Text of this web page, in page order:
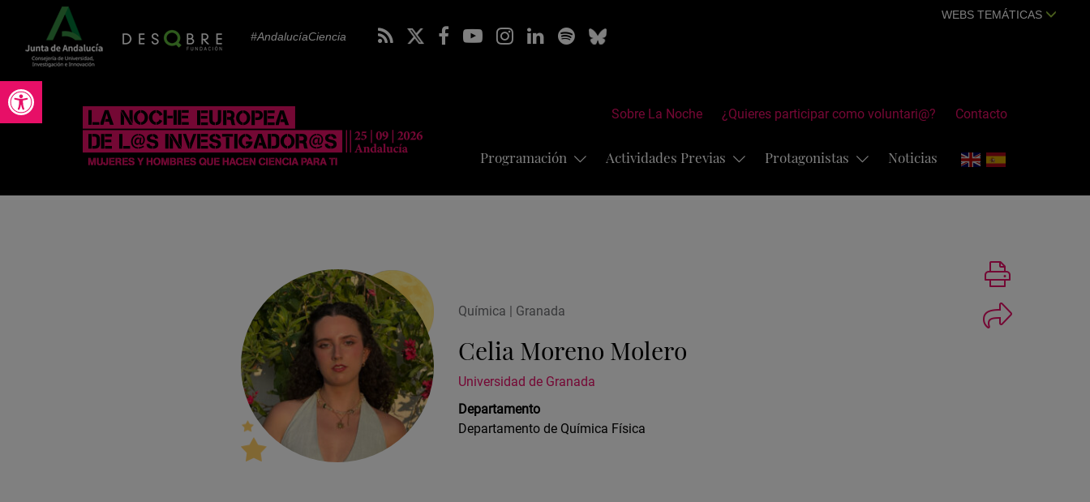
Abrir barra de herramientas
#AndalucíaCiencia
WEBS TEMÁTICAS
Sobre La Noche ¿Quieres participar como voluntari@? Contacto
Programación Actividades Previas Protagonistas Noticias
Química | Granada
Celia Moreno Molero
Universidad de Granada
Departamento
Departamento de Química Física